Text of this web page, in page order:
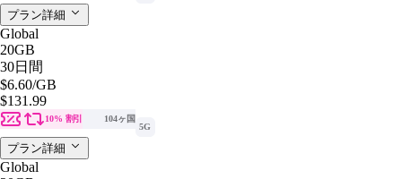
プラン詳細
Global
20GB
30日間
$6.60/GB
$131.99
10% 割引
104ヶ国
5G
プラン詳細
Global